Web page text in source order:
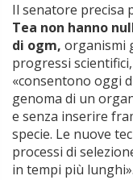
Il senatore precisa
Tea non hanno
di ogm, organismi
progressi
«consentono oggi
genoma di un
e senza inserire
specie. Le nuove
processi di
in tempi più lunghi».